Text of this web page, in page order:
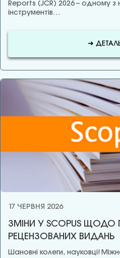
Reports (JCR) 2026 – одному з
інструментів…
➜
17 ЧЕРВНЯ 2026
ЗМІНИ У SCOPUS ЩОДО
РЕЦЕНЗОВАНИХ ВИДАНЬ
Шановні колеги, науковці!